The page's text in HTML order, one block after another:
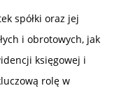
spółki oraz jej
i obrotowych, jak
księgowej i
rolę w